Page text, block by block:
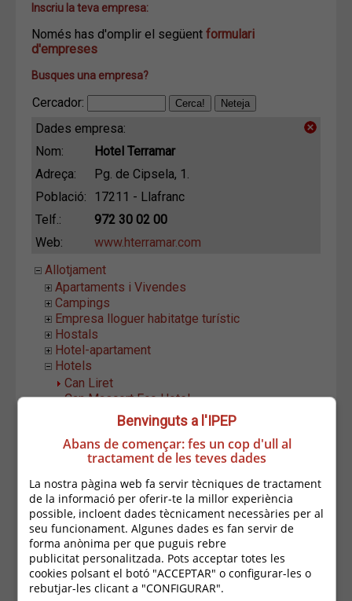
Inscriu la teva empresa:
Només has d'omplir el següent formulari
d'empreses
Busques una empresa?
Cercador:
Dades empresa:
Nom:
Hotel Terramar
Adreça:
Pg. de Cipsela, 1.
Població:
17211 - Llafranc
Telf.:
972 30 02 00
Web:
www.hterramar.com
Allotjament
Apartaments i Vivendes
Campings
Empresa lloguer habitatge turístic
Hostals
Hotel-apartament
Hotels
Can Liret
Can Mascort Eco Hotel
Hotel Alga
Hotel Blau Mar
Hotel Casamar
Hotel El Far
Hotel Es Furió
Hotel Garbí
Hotel Hostalillo
Hotel La Muntanya
Hotel La Torre
Hotel Llafranch
Hotel Mediterrani
Hotel Montecarlo
Benvinguts a l'IPEP
Abans de començar: fes un cop d'ull al
tractament de les teves dades
La nostra pàgina web fa servir tècniques de tractament
de la informació per oferir-te la millor experiència
possible, incloent dades tècnicament necessàries per al
seu funcionament. Algunes dades es fan servir de
forma anònima per que puguis rebre
publicitat personalitzada. Pots acceptar totes les
cookies polsant el botó "ACCEPTAR" o configurar-les o
rebutjar-les clicant a "CONFIGURAR".